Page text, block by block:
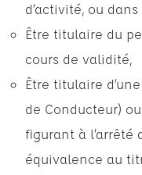
d’activité, ou
Être titulaire du
cours de validité,
Être titulaire
de Conducteur)
figurant à l’arrêté
équivalence au